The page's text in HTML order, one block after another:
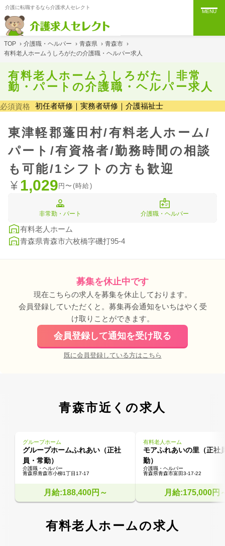
介護に転職するなら介護求人セレクト
MENU
TOP › 介護職・ヘルパー › 青森県 › 青森市 ›
有料老人ホームうしろがたの介護職・ヘルパー求人
有料老人ホームうしろがた｜非常
勤・パートの介護職・ヘルパー求人
必須資格 初任者研修｜実務者研修｜介護福祉士
東津軽郡蓬田村/有料老人ホーム/
パート/有資格者/勤務時間の相談
も可能/1シフトの方も歓迎
1,029円〜(時給)
非常勤・パート 介護職・ヘルパー
有料老人ホーム
青森県青森市六枚橋字磯打95-4
募集を休止中です
現在こちらの求人を募集を休止しております。
会員登録していただくと。募集再会通知をいちはやく受
け取りことができます。
会員登録して通知を受け取る
既に会員登録している方はこちら
青森市近くの求人
グループホーム
グループホームふれあい（正社
員・常勤）
介護職・ヘルパー
青森県青森市小柳1丁目17-17
月給:188,400円～
有料老人ホーム
モアふれあいの里（正社
勤）
介護職・ヘルパー
青森県青森市富田3-17-22
月給:175,000円
有料老人ホームの求人